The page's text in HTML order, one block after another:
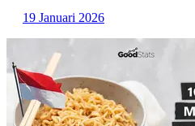
19 Januari 2026